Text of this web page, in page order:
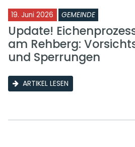
19. Juni 2026 GEMEINDE
Update!
am Rehberg:
und Sperrungen
ARTIKEL LESEN